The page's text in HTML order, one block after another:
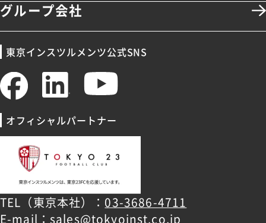
グループ会社
東京インスツルメンツ公式SNS
オフィシャルパートナー
TEL（東京本社）： 03-3686-4711
E-mail：sales@tokyoinst.co.jp